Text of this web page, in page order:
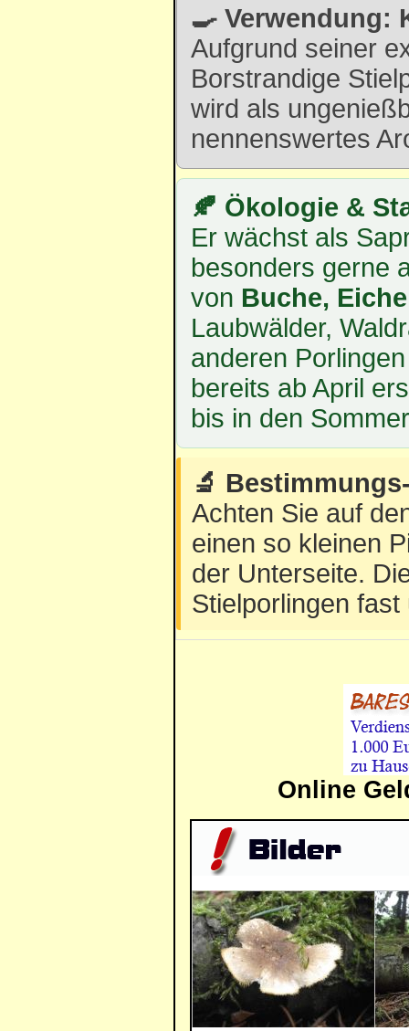
🍳 Verwendung:
Aufgrund seiner
Borstrandige
wird als
nennenswertes
🍂 Ökologie &
Er wächst als
besonders gerne
von Buche,
Laubwälder,
anderen
bereits ab April
bis in den
🔬
Achten Sie auf
einen so kleinen
der Unterseite.
Stielporlingen
Online